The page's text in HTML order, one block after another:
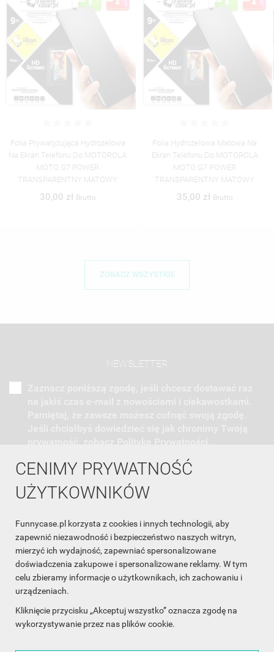
CENIMY PRYWATNOŚĆ
UŻYTKOWNIKÓW
Funnycase.pl korzysta z cookies i innych technologii, aby
zapewnić niezawodność i bezpieczeństwo naszych witryn,
mierzyć ich wydajność, zapewniać spersonalizowane
doświadczenia zakupowe i spersonalizowane reklamy. W tym
celu zbieramy informacje o użytkownikach, ich zachowaniu i
urządzeniach.
Kliknięcie przycisku „Akceptuj wszystko” oznacza zgodę na
wykorzystywanie przez nas plików cookie.
Folia Hydrożelowa Matowa Na
Ekran Telefonu Do MOTOROLA
MOTO G7 POWER
TRANSPARENTNY MATOWY
35,00 zł Brutto
Folia Samoregenerująca
Hydrożelowa Na Ekran Telefonu Do
MOTOROLA MOTO G7 POWER
TRANSPARENTNY
35,00 zł Brutto
ZOBACZ WSZYSTKIE
NEWSLETTER
INFORMACJA O SKLEPIE
INFORMACJE
OBSŁUGA KLIENTA
WSPÓŁPRACA
ŚLEDŹ NAS NA FACEBOOKU